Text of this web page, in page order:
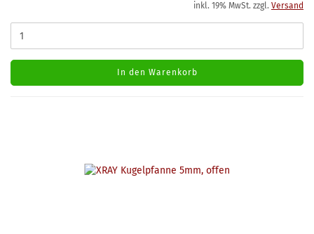
inkl. 19% MwSt. zzgl. Versand
In den Warenkorb